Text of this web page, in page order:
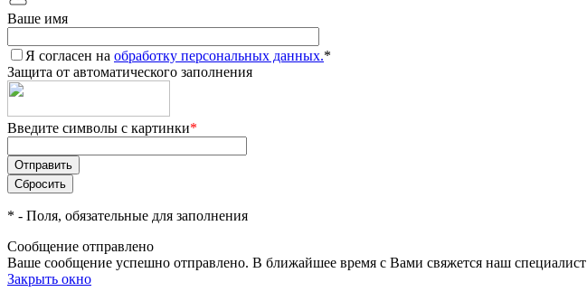
Ваше имя
Я согласен на обработку персональных данных.*
Защита от автоматического заполнения
Введите символы с картинки*
* - Поля, обязательные для заполнения
Сообщение отправлено
Ваше сообщение успешно отправлено. В ближайшее время с Вами свяжется наш специалист
Закрыть окно